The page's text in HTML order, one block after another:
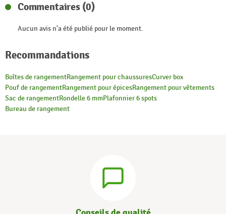
Commentaires (0)
Aucun avis n'a été publié pour le moment.
Recommandations
Boîtes de rangementRangement pour chaussuresCurver box
Pouf de rangementRangement pour épicesRangement pour vêtements
Sac de rangementRondelle 6 mmPlafonnier 6 spots
Bureau de rangement